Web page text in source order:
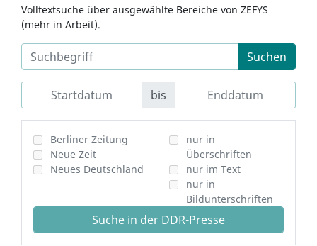
Volltextsuche über ausgewählte Bereiche von ZEFYS
(mehr in Arbeit).
Suchen
bis
Berliner Zeitung
Neue Zeit
Neues Deutschland
nur in
Überschriften
nur im Text
nur in
Bildunterschriften
Suche in der DDR-Presse